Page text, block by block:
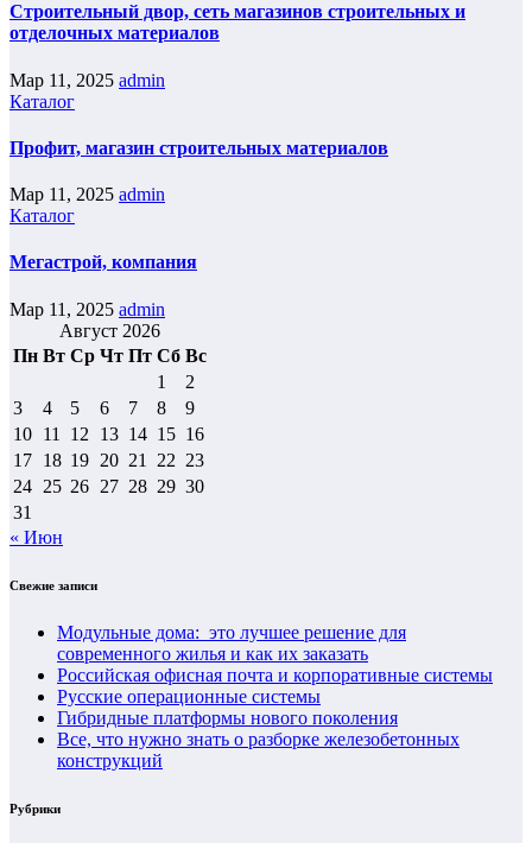
Строительный двор, сеть магазинов строительных и
отделочных материалов
Мар 11, 2025 admin
Каталог
Профит, магазин строительных материалов
Мар 11, 2025 admin
Каталог
Мегастрой, компания
Мар 11, 2025 admin
Август 2026
Пн Вт Ср Чт Пт Сб Вс
1
2
3
4 5 6 7 8
9
10 11 12 13 14 15 16
17 18 19 20 21 22 23
24 25 26 27 28 29 30
31
« Июн
Свежие записи
Модульные дома: это лучшее решение для
современного жилья и как их заказать
Российская офисная почта и корпоративные системы
Русские операционные системы
Гибридные платформы нового поколения
Все, что нужно знать о разборке железобетонных
конструкций
Рубрики